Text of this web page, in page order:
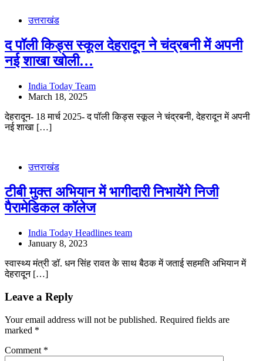
उत्तराखंड
द पॉली किड्स स्कूल देहरादून ने चंद्रबनी में अपनी
नई शाखा खोली…
India Today Team
March 18, 2025
देहरादून- 18 मार्च 2025- द पॉली किड्स स्कूल ने चंद्रबनी, देहरादून में अपनी
नई शाखा […]
उत्तराखंड
टीबी मुक्त अभियान में भागीदारी निभायेंगे निजी
पैरामेडिकल कॉलेज
India Today Headlines team
January 8, 2023
स्वास्थ्य मंत्री डॉ. धन सिंह रावत के साथ बैठक में जताई सहमति अभियान में
देहरादून […]
Leave a Reply
Your email address will not be published. Required fields are
marked *
Comment *